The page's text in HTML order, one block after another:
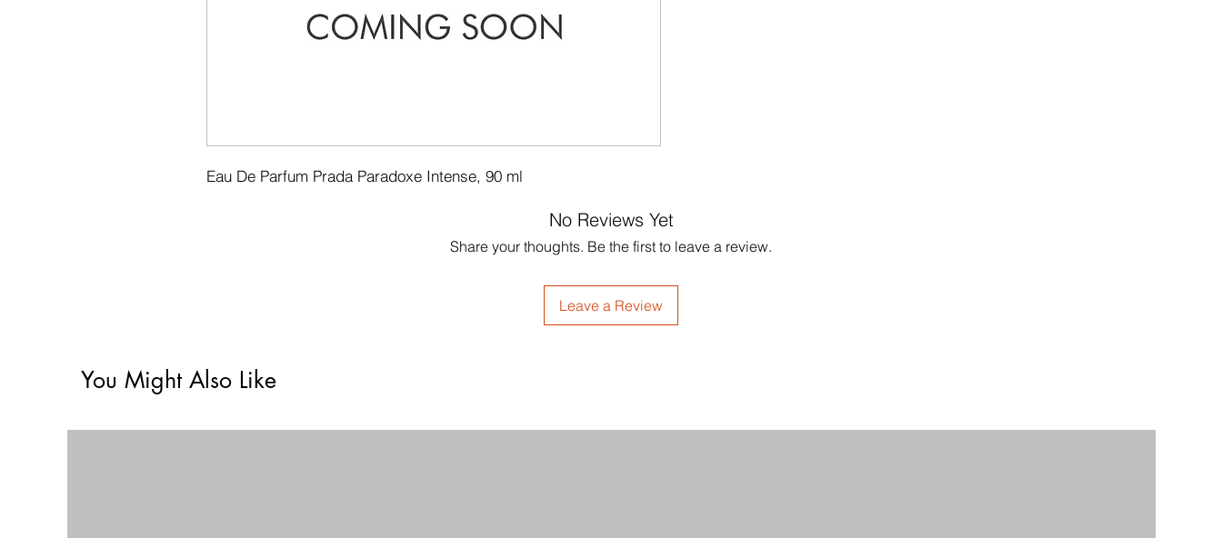
Eau De Parfum Prada Paradoxe Intense, 90 ml
No Reviews Yet
Share your thoughts. Be the first to leave a review.
Leave a Review
You Might Also Like